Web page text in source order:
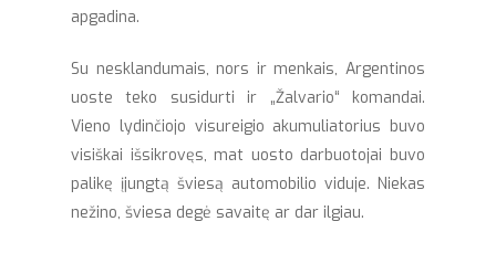
apgadina.
Su nesklandumais, nors ir menkais, Argentinos
uoste teko susidurti ir „Žalvario“ komandai.
Vieno lydinčiojo visureigio akumuliatorius buvo
visiškai išsikrovęs, mat uosto darbuotojai buvo
palikę įjungtą šviesą automobilio viduje. Niekas
nežino, šviesa degė savaitę ar dar ilgiau.